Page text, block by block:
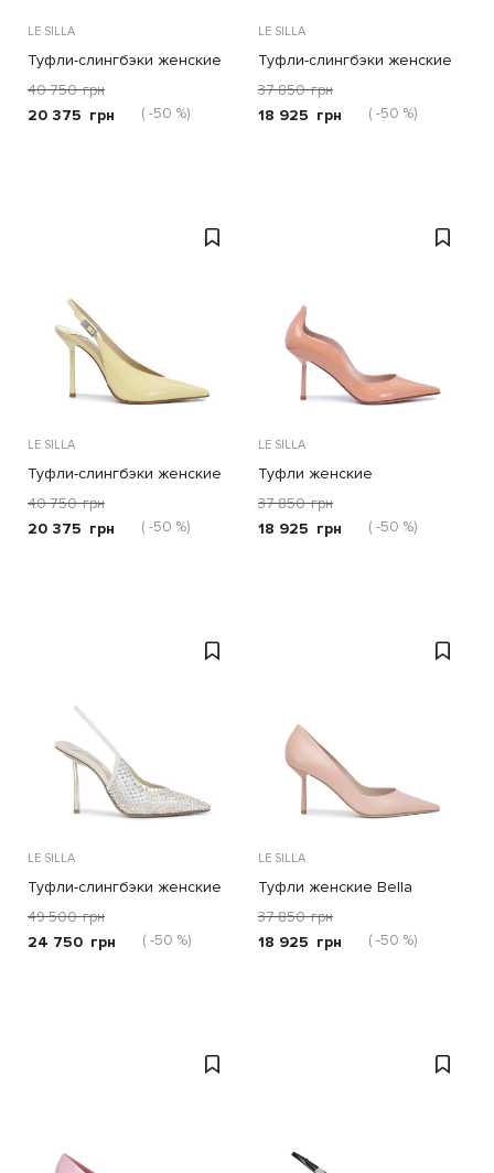
LE SILLA
Туфли-слингбэки женские
40 750 грн
20 375 грн ( -50 %)
LE SILLA
Туфли-слингбэки женские
37 850 грн
18 925 грн ( -50 %)
LE SILLA
Туфли-слингбэки женские
40 750 грн
20 375 грн ( -50 %)
LE SILLA
Туфли женские
37 850 грн
18 925 грн ( -50 %)
LE SILLA
Туфли-слингбэки женские
Giza
49 500 грн
24 750 грн ( -50 %)
LE SILLA
Туфли женские Bella
37 850 грн
18 925 грн ( -50 %)